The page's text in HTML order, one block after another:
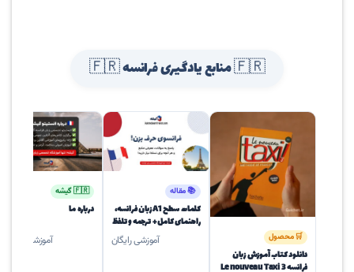
🇫🇷 منابع یادگیری فرانسه 🇫🇷
🛒 محصول
دانلود کتاب آموزش زبان
فرانسه Le nouveau Taxi 3
📚 مقاله
کلمات سطح A1 زبان فرانسه،
راهنمای کامل + ترجمه و تلفظ
آموزشی رایگان
🇫🇷 گیشه
درباره ما
آموزشی رایگان